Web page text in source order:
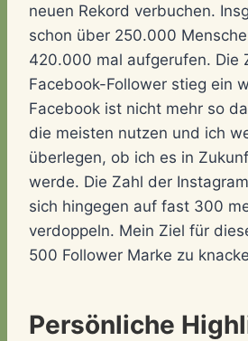
neuen Rekord verbuchen.
schon über 250.000
420.000 mal aufgerufen. Die
Facebook-Follower stieg ein
Facebook ist nicht mehr so
die meisten nutzen und ich
überlegen, ob ich es in
werde. Die Zahl der
sich hingegen auf fast 300
verdoppeln. Mein Ziel für
500 Follower Marke zu
Persönliche